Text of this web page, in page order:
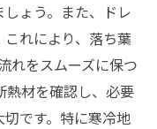
ょう。また、ドレ
れにより、落ち葉
れをスムーズに保つ
熱材を確認し、必要
です。特に寒冷地